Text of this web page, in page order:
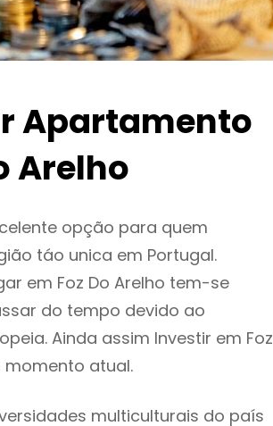
Apartamento
Arelho
opção para quem
táo unica em Portugal.
em Foz Do Arelho tem-se
do tempo devido ao
Ainda assim Investir em Foz
momento atual.
multiculturais do país